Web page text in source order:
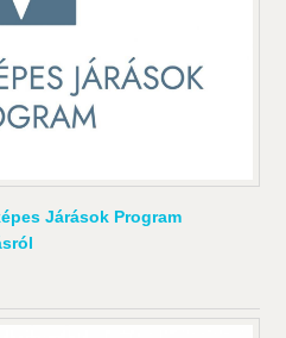
Járások Program